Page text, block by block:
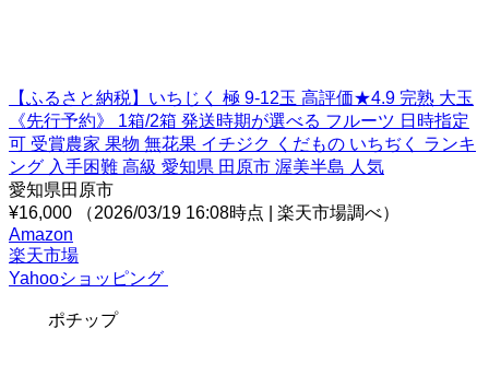
【ふるさと納税】いちじく 極 9-12玉 高評価★4.9 完熟 大玉
《先行予約》 1箱/2箱 発送時期が選べる フルーツ 日時指定
可 受賞農家 果物 無花果 イチジク くだもの いちぢく ランキ
ング 入手困難 高級 愛知県 田原市 渥美半島 人気
愛知県田原市
¥16,000
（2026/03/19 16:08時点 | 楽天市場調べ）
Amazon
楽天市場
Yahooショッピング
ポチップ